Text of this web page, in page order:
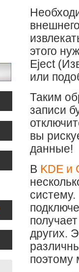
этого
Eject
или
Таким
записи
вы
данные!
В KDE и
других.
поэтому